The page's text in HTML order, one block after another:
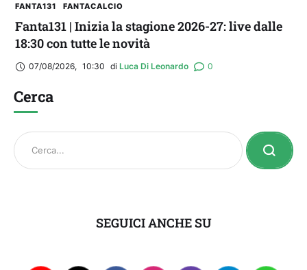
FANTA131 FANTACALCIO
Fanta131 | Inizia la stagione 2026-27: live dalle
18:30 con tutte le novità
07/08/2026, 10:30 di Luca Di Leonardo 0
Cerca
SEGUICI ANCHE SU